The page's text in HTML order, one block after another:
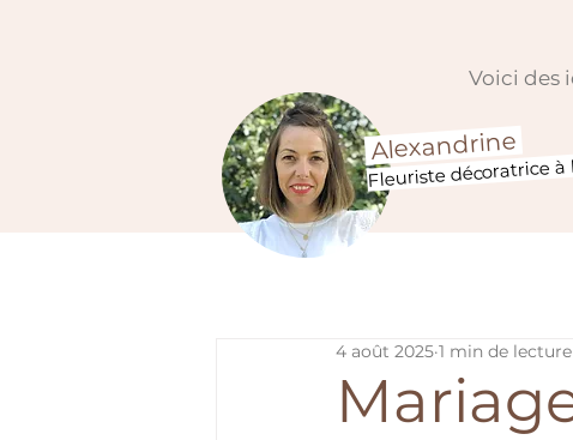
Alexandrine
Fleuriste décoratrice
Voici des
4 août 2025 1 min de lecture